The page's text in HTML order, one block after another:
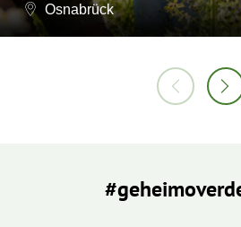
Osnabrück